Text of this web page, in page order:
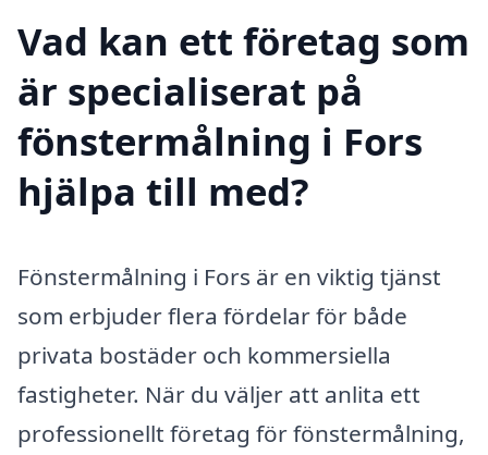
Vad kan ett företag som
är specialiserat på
fönstermålning i Fors
hjälpa till med?
Fönstermålning i Fors är en viktig tjänst
som erbjuder flera fördelar för både
privata bostäder och kommersiella
fastigheter. När du väljer att anlita ett
professionellt företag för fönstermålning,